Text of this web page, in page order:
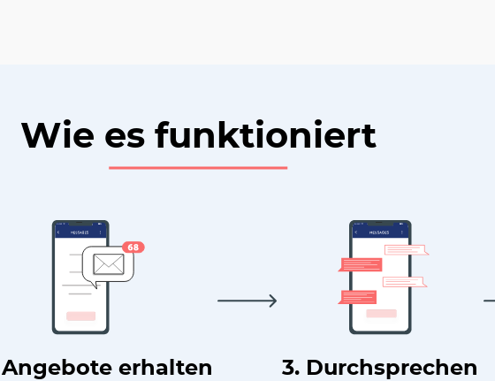
Wie es funktioniert
Angebote erhalten 3. Durchsprechen